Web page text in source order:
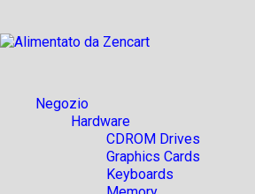
Negozio
Hardware
CDROM Drives
Graphics Cards
Keyboards